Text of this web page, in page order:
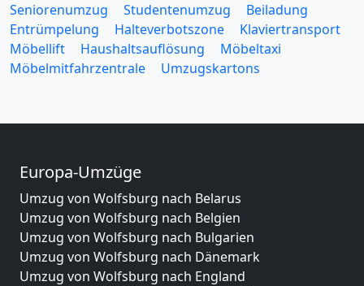
Seniorenumzug
Studentenumzug
Beiladung
Entrümpelung
Halteverbotszone
Klaviertransport
Möbellift
Haushaltsauflösung
Möbeltaxi
Möbelmitfahrzentrale
Umzugskartons
Europa-Umzüge
Umzug von Wolfsburg nach Belarus
Umzug von Wolfsburg nach Belgien
Umzug von Wolfsburg nach Bulgarien
Umzug von Wolfsburg nach Dänemark
Umzug von Wolfsburg nach England